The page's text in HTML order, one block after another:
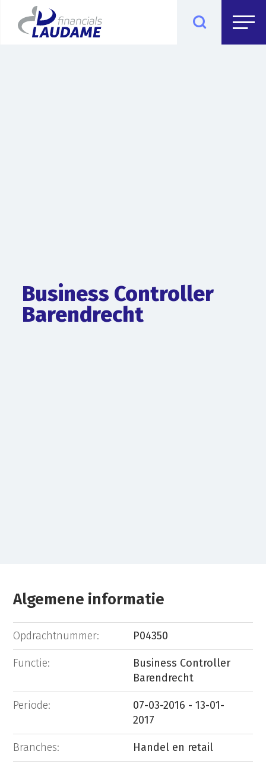
Business Controller
Barendrecht
Algemene informatie
Opdrachtnummer: P04350
Functie:
Business Controller
Barendrecht
Periode:
07-03-2016 - 13-01-
2017
Branches: Handel en retail